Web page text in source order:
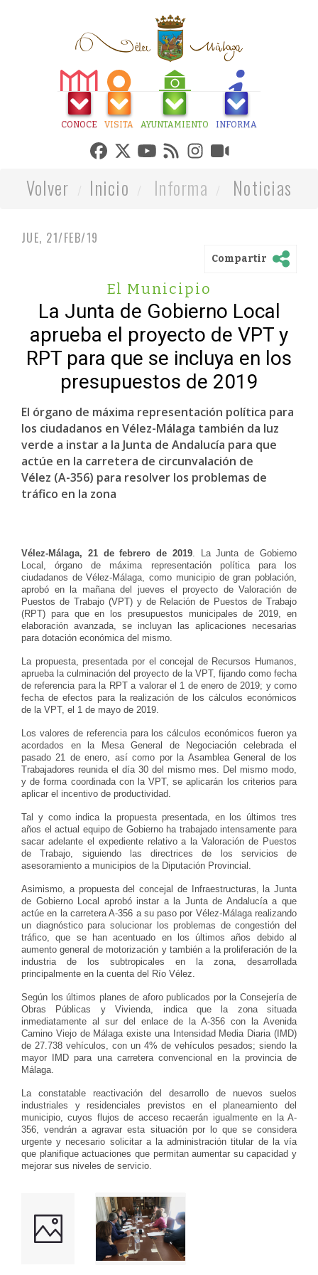
CONOCE VISITA AYUNTAMIENTO INFORMA
Volver Inicio Informa Noticias
JUE, 21/FEB/19
Compartir
El Municipio
La Junta de Gobierno Local
aprueba el proyecto de VPT y
RPT para que se incluya en los
presupuestos de 2019
El órgano de máxima representación política para
los ciudadanos en Vélez-Málaga también da luz
verde a instar a la Junta de Andalucía para que
actúe en la carretera de circunvalación de
Vélez (A-356) para resolver los problemas de
tráfico en la zona
Vélez-Málaga, 21defebrero de 2019. La Junta de Gobierno
Local, órgano de máxima representación política para los
ciudadanos de Vélez-Málaga, como municipio de gran población,
aprobó en la mañana del jueves el proyecto de Valoración de
Puestos de Trabajo (VPT) y de Relación de Puestos de Trabajo
(RPT) para que en los presupuestos municipales de 2019, en
elaboración avanzada, se incluyan las aplicaciones necesarias
para dotación económica del mismo.
La propuesta, presentada por el concejal de Recursos Humanos,
aprueba la culminación del proyecto de la VPT, fijando como fecha
de referencia para la RPT a valorar el 1 de enero de 2019; y como
fecha de efectos para la realización de los cálculos económicos
de la VPT, el 1 de mayo de 2019.
Los valores de referencia para los cálculos económicos fueron ya
acordados en la Mesa General de Negociación celebrada el
pasado 21 de enero, así como por la Asamblea General de los
Trabajadores reunida el día 30 del mismo mes. Del mismo modo,
y de forma coordinada con la VPT, se aplicarán los criterios para
aplicar el incentivo de productividad.
Tal y como indica la propuesta presentada, en los últimos tres
años el actual equipo de Gobierno ha trabajado intensamente para
sacar adelante el expediente relativo a la Valoración de Puestos
de Trabajo, siguiendo las directrices de los servicios de
asesoramiento a municipios de la Diputación Provincial.
Asimismo, a propuesta del concejal de Infraestructuras, la Junta
de Gobierno Local aprobó instar a la Junta de Andalucía a que
actúe en la carretera A-356 a su paso por Vélez-Málaga realizando
un diagnóstico para solucionar los problemas de congestión del
tráfico, que se han acentuado en los últimos años debido al
aumento general de motorización y también a la proliferación de la
industria de los subtropicales en la zona, desarrollada
principalmente en la cuenta del Río Vélez.
Según los últimos planes de aforo publicados por la Consejería de
Obras Públicas y Vivienda, indica que la zona situada
inmediatamente al sur del enlace de la A-356 con la Avenida
Camino Viejo de Málaga existe una Intensidad Media Diaria (IMD)
de 27.738 vehículos, con un 4% de vehículos pesados; siendo la
mayor IMD para una carretera convencional en la provincia de
Málaga.
La constatable reactivación del desarrollo de nuevos suelos
industriales y residenciales previstos en el planeamiento del
municipio, cuyos flujos de acceso recaerán igualmente en la A-
356, vendrán a agravar esta situación por lo que se considera
urgente y necesario solicitar a la administración titular de la vía
que planifique actuaciones que permitan aumentar su capacidad y
mejorar sus niveles de servicio.